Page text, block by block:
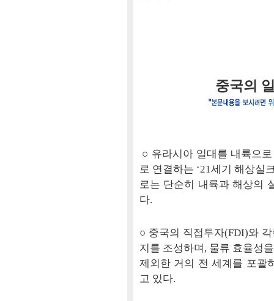
중국의
○ 유라시아 일대를 내륙으
로 연결하는 ‘21세기 해상실
로는 단순히 내륙과 해상의
다.
○ 중국의 직접투자(FDI)와
지를 조성하며, 물류 효율성
제외한 거의 전 세계를 포괄
고 있다.